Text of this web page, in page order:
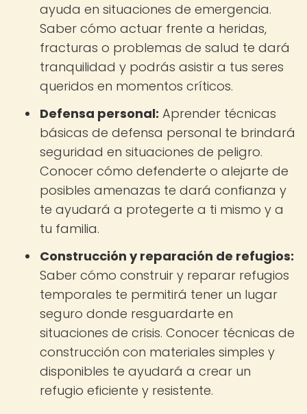
ayuda en situaciones de emergencia.
Saber cómo actuar frente a heridas,
fracturas o problemas de salud te dará
tranquilidad y podrás asistir a tus seres
queridos en momentos críticos.
Defensa personal: Aprender técnicas
básicas de defensa personal te brindará
seguridad en situaciones de peligro.
Conocer cómo defenderte o alejarte de
posibles amenazas te dará confianza y
te ayudará a protegerte a ti mismo y a
tu familia.
Construcción y reparación de refugios:
Saber cómo construir y reparar refugios
temporales te permitirá tener un lugar
seguro donde resguardarte en
situaciones de crisis. Conocer técnicas de
construcción con materiales simples y
disponibles te ayudará a crear un
refugio eficiente y resistente.